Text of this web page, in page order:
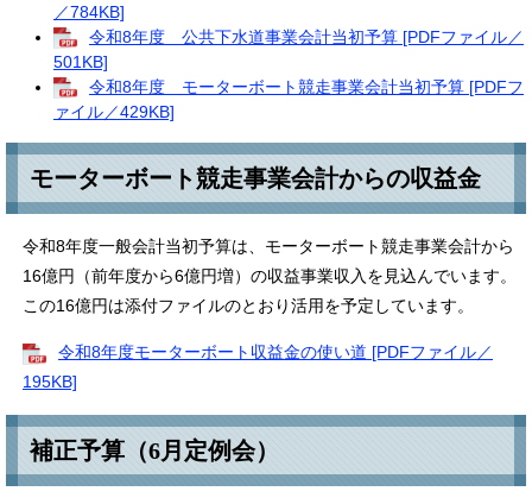
／784KB]
令和8年度 公共下水道事業会計当初予算 [PDFファイル／
501KB]
令和8年度 モーターボート競走事業会計当初予算 [PDFフ
ァイル／429KB]
モーターボート競走事業会計からの収益金
令和8年度一般会計当初予算は、モーターボート競走事業会計から
16億円（前年度から6億円増）の収益事業収入を見込んでいます。
この16億円は添付ファイルのとおり活用を予定しています。
令和8年度モーターボート収益金の使い道 [PDFファイル／
195KB]
補正予算（6月定例会）